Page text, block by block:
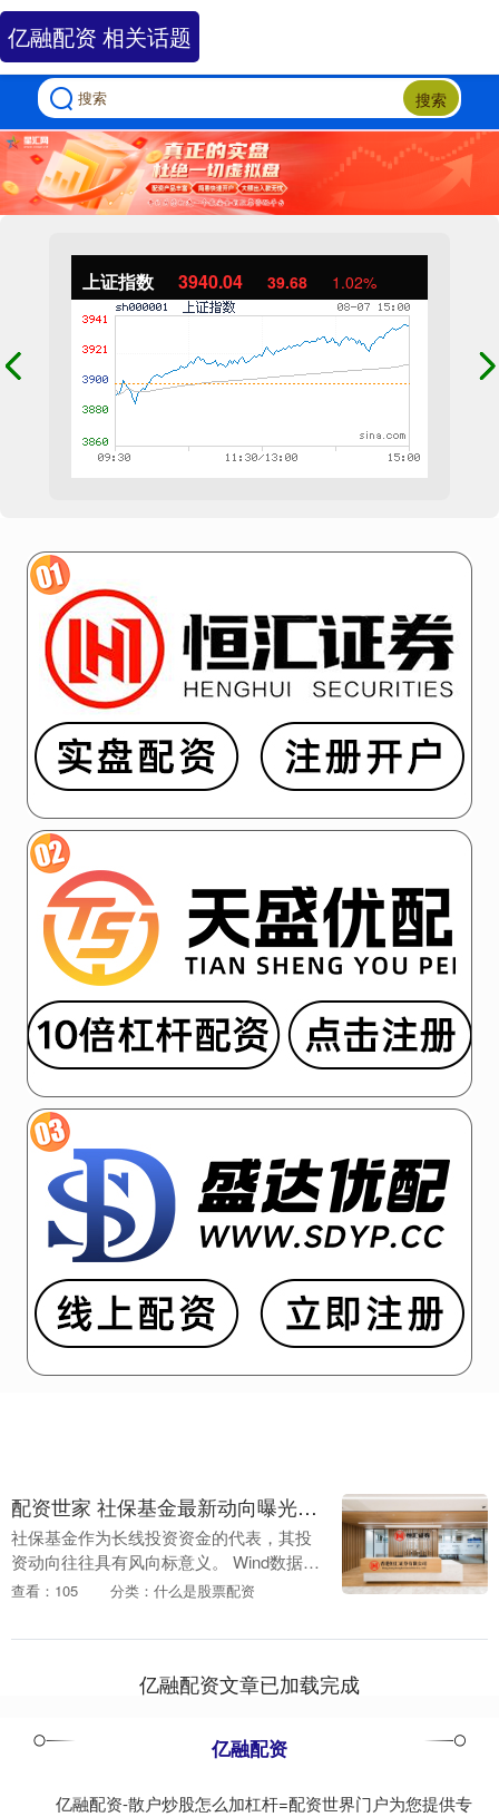
搜索
上证指数 3940.04 39.68 1.02%
亿融配资 相关话题
配资世家 社保基金最新动向曝光！二季度抄底了这些“科创宝藏”
社保基金作为长线投资资金的代表，其投
资动向往往具有风向标意义。 Wind数据显
示，截至2025年二季度末，社保基金持有
股，....
查看：105 分类：什么是股票配资
亿融配资文章已加载完成
亿融配资
亿融配资-散户炒股怎么加杠杆=配资世界门户为您提供专